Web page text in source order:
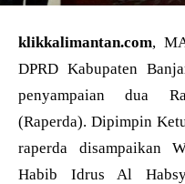
klikkalimantan.com,
DPRD Kabupaten
penyampaian dua
(Raperda). Dipimpin
raperda disampaikan
Habib Idrus Al